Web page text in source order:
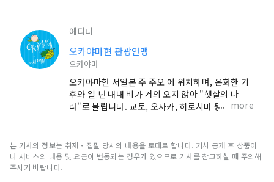
에디터
오카야마현 관광연맹
오카야마
오카야마현 서일본 주 주오 에 위치하며, 온화한 기
후와 일 년 내내 비가 거의 오지 않아 "햇살의 나
라"로 불립니다. 교토, 오사카, 히로시마 등 유명 관
광지의 중간 지점에 편리하게 위치해 있습니다! 또
카야마 "과일의 오카야마"라고도 불리며, 세토우치
의 따뜻한 기후에서 햇볕을 듬뿍 받으며 자란 과일
more
본 기사의 정보는 취재・집필 당시의 내용을 토대로 합니다. 기사 공개 후 상품이
나 서비스의 내용 및 요금이 변동되는 경우가 있으므로 기사를 참고하실 때 주의해
주시기 바랍니다.